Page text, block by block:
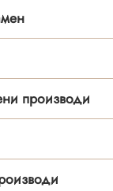
производи